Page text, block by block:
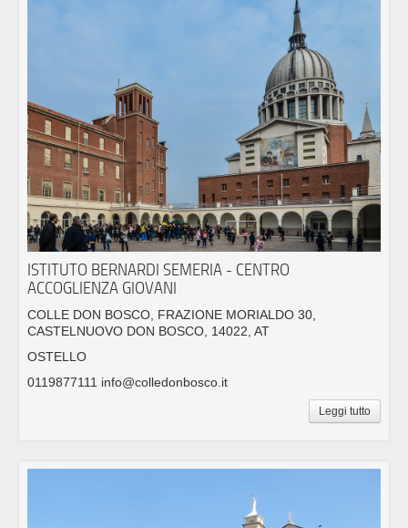
ISTITUTO BERNARDI SEMERIA - CENTRO
ACCOGLIENZA GIOVANI
COLLE DON BOSCO, FRAZIONE MORIALDO 30,
CASTELNUOVO DON BOSCO, 14022, AT
OSTELLO
0119877111 info@colledonbosco.it
Leggi tutto